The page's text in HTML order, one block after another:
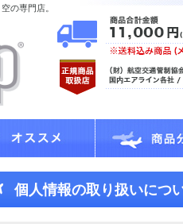
の専門店。
個人情報の取り扱いにつ